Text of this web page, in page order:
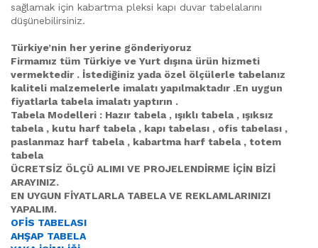
sağlamak için kabartma pleksi kapı duvar tabelalarını
düşünebilirsiniz.
Türkiye’nin her yerine gönderiyoruz
Firmamız tüm Türkiye ve Yurt dışına ürün hizmeti
vermektedir . İstediğiniz yada özel ölçülerle tabelanız
kaliteli malzemelerle imalatı yapılmaktadır .En uygun
fiyatlarla tabela imalatı yaptırın .
Tabela Modelleri : Hazır tabela , ışıklı tabela , ışıksız
tabela , kutu harf tabela , kapı tabelası , ofis tabelası ,
paslanmaz harf tabela , kabartma harf tabela , totem
tabela
ÜCRETSİZ ÖLÇÜ ALIMI VE PROJELENDİRME İÇİN BİZİ
ARAYINIZ.
EN UYGUN FİYATLARLA TABELA VE REKLAMLARINIZI
YAPALIM.
OFİS TABELASI
AHŞAP TABELA